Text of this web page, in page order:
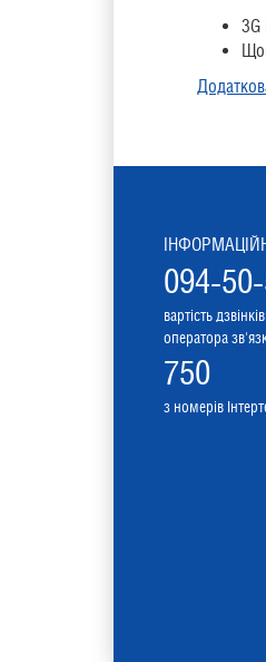
3G
094-
вартість
оператора
750
з номерів